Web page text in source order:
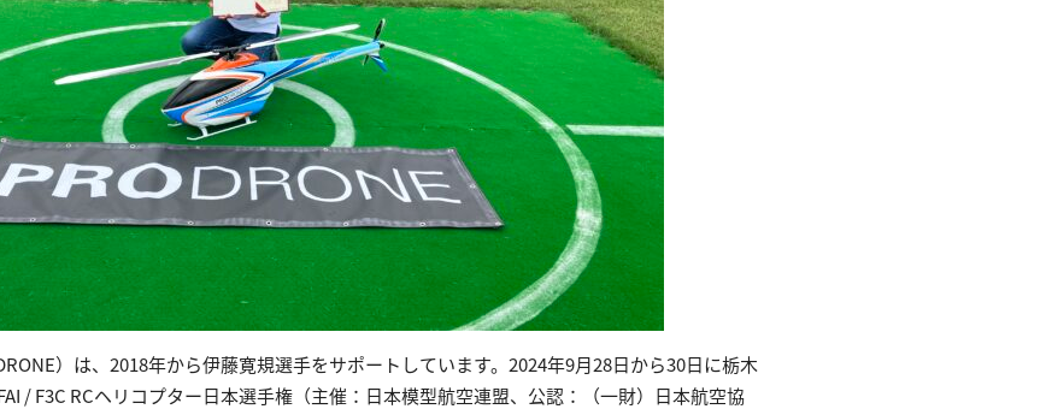
）は、2018年から伊藤寛規選手をサポートしています。2024年9月28日から30日に栃木
/ F3C RCヘリコプター日本選手権（主催：日本模型航空連盟、公認：（一財）日本航空協